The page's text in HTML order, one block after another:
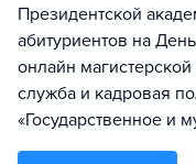
Президентской
абитуриентов на
онлайн
служба и кадровая
«Государственное и